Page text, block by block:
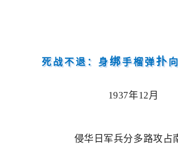
死战不退：身绑手榴弹扑
1937年12月
侵华日军兵分多路攻占